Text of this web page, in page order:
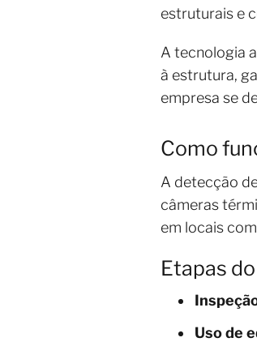
estruturais e
A tecnologia
à estrutura,
empresa se
Como
A detecção
câmeras
em locais
Etapas
Uso de